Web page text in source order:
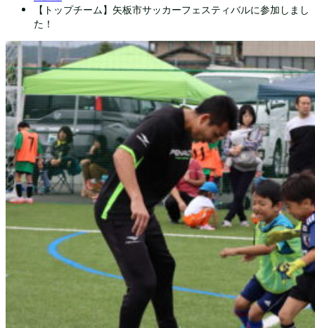
【トップチーム】矢板市サッカーフェスティバルに参加しまし
た！